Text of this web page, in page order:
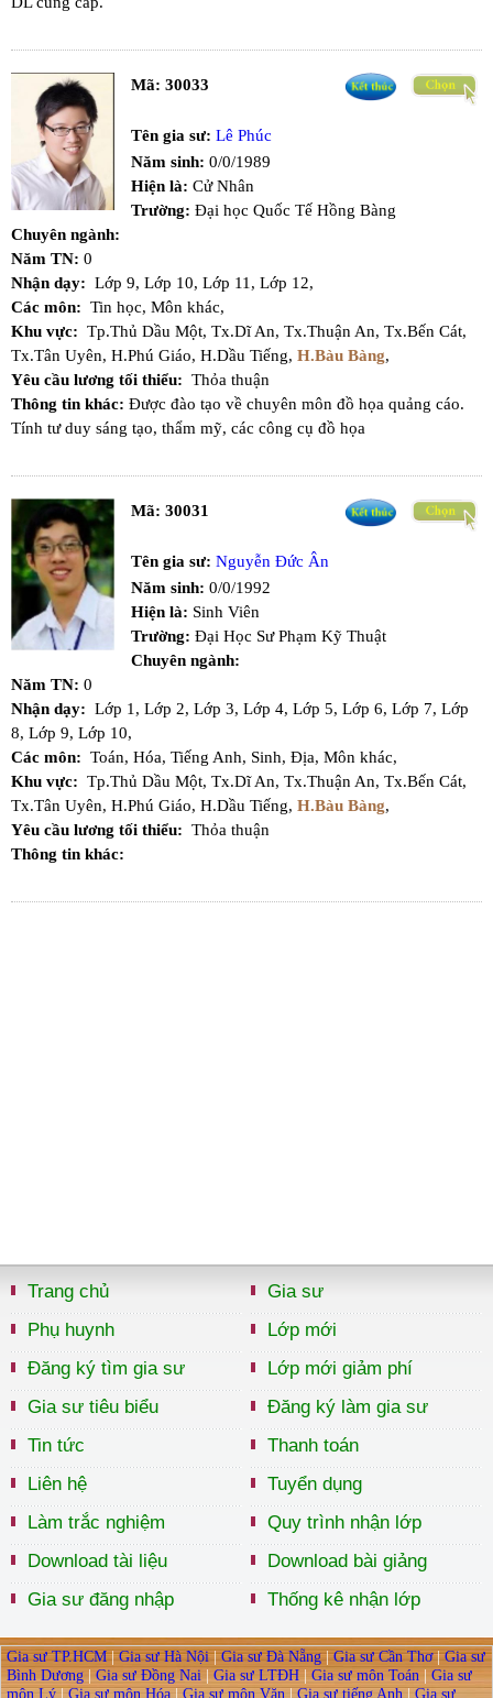
Mã: 30033
Tên gia sư: Lê Phúc
Năm sinh: 0/0/1989
Hiện là: Cử Nhân
Trường: Đại học Quốc Tế Hồng Bàng
Chuyên ngành:
Năm TN: 0
Nhận dạy: Lớp 9, Lớp 10, Lớp 11, Lớp 12,
Các môn: Tin học, Môn khác,
Khu vực: Tp.Thủ Dầu Một, Tx.Dĩ An, Tx.Thuận An, Tx.Bến Cát,
Tx.Tân Uyên, H.Phú Giáo, H.Dầu Tiếng, H.Bàu Bàng,
Yêu cầu lương tối thiểu: Thỏa thuận
Thông tin khác: Được đào tạo về chuyên môn đồ họa quảng cáo.
Tính tư duy sáng tạo, thẩm mỹ, các công cụ đồ họa
Mã: 30031
Tên gia sư: Nguyễn Đức Ân
Năm sinh: 0/0/1992
Hiện là: Sinh Viên
Trường: Đại Học Sư Phạm Kỹ Thuật
Chuyên ngành:
Năm TN: 0
Nhận dạy: Lớp 1, Lớp 2, Lớp 3, Lớp 4, Lớp 5, Lớp 6, Lớp 7, Lớp
8, Lớp 9, Lớp 10,
Các môn: Toán, Hóa, Tiếng Anh, Sinh, Địa, Môn khác,
Khu vực: Tp.Thủ Dầu Một, Tx.Dĩ An, Tx.Thuận An, Tx.Bến Cát,
Tx.Tân Uyên, H.Phú Giáo, H.Dầu Tiếng, H.Bàu Bàng,
Yêu cầu lương tối thiểu: Thỏa thuận
Thông tin khác:
Trang chủ
Phụ huynh
Đăng ký tìm gia sư
Gia sư tiêu biểu
Tin tức
Liên hệ
Làm trắc nghiệm
Download tài liệu
Gia sư đăng nhập
Gia sư
Lớp mới
Lớp mới giảm phí
Đăng ký làm gia sư
Thanh toán
Tuyển dụng
Quy trình nhận lớp
Download bài giảng
Thống kê nhận lớp
Gia sư TP.HCM|Gia sư Hà Nội|Gia sư Đà Nẵng|Gia sư Cần Thơ|Gia sư
Bình Dương | Gia sư Đồng Nai | Gia sư LTĐH | Gia sư môn Toán | Gia sư
môn Lý|Gia sư môn Hóa|Gia sư môn Văn|Gia sư tiếng Anh|Gia sư